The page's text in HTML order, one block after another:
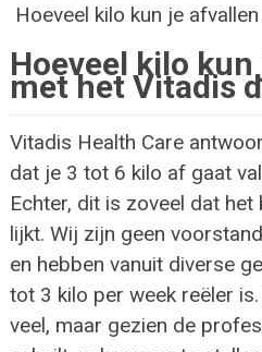
Hoeveel kilo kun je
Hoeveel kilo
met het Vitadis
Vitadis Health Care
dat je 3 tot 6 kilo af gaat
Echter, dit is zoveel dat het
lijkt. Wij zijn geen
en hebben vanuit diverse
tot 3 kilo per week reëler
veel, maar gezien de